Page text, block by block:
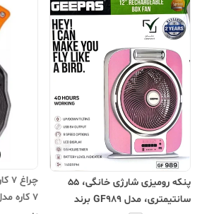
پنکه رومیزی شارژی خانگی، ۵۵
سانتیمتری، مدل GF989 برند